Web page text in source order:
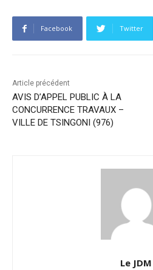
Facebook Twitter
Article précédent
AVIS D’APPEL PUBLIC À LA
CONCURRENCE TRAVAUX –
VILLE DE TSINGONI (976)
Le JDM